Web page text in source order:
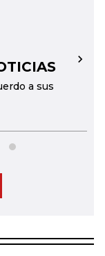
a sus
→